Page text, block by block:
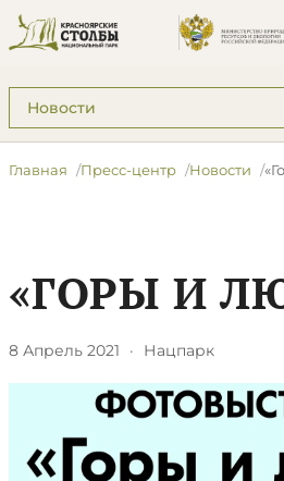
Подразделы: Пресс-центр
Главная Пресс-центр Новости
«ГОРЫ И
8 Апрель 2021 · Нацпарк